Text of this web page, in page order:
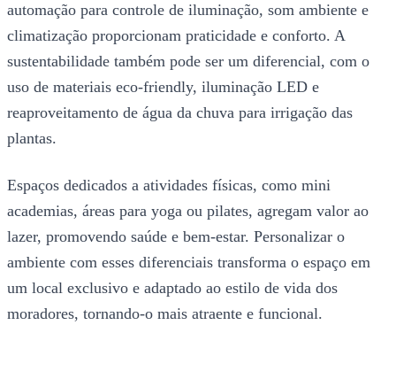
automação para controle de iluminação, som ambiente e
climatização proporcionam praticidade e conforto. A
sustentabilidade também pode ser um diferencial, com o
uso de materiais eco-friendly, iluminação LED e
reaproveitamento de água da chuva para irrigação das
plantas.
Espaços dedicados a atividades físicas, como mini
academias, áreas para yoga ou pilates, agregam valor ao
lazer, promovendo saúde e bem-estar. Personalizar o
ambiente com esses diferenciais transforma o espaço em
um local exclusivo e adaptado ao estilo de vida dos
moradores, tornando-o mais atraente e funcional.